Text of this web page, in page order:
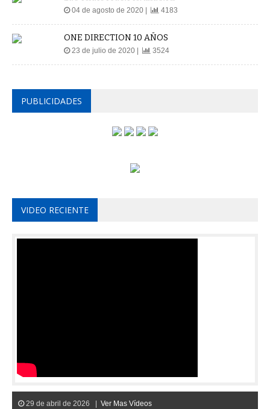
04 de agosto de 2020 | 4183
ONE DIRECTION 10 AÑOS
23 de julio de 2020 | 3524
PUBLICIDADES
VIDEO RECIENTE
29 de abril de 2026 | Ver Mas Vídeos